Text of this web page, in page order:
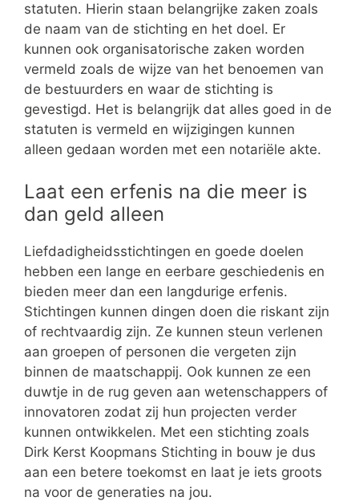
statuten. Hierin staan belangrijke zaken zoals
de naam van de stichting en het doel. Er
kunnen ook organisatorische zaken worden
vermeld zoals de wijze van het benoemen van
de bestuurders en waar de stichting is
gevestigd. Het is belangrijk dat alles goed in de
statuten is vermeld en wijzigingen kunnen
alleen gedaan worden met een notariële akte.
Laat een erfenis na die meer is
dan geld alleen
Liefdadigheidsstichtingen en goede doelen
hebben een lange en eerbare geschiedenis en
bieden meer dan een langdurige erfenis.
Stichtingen kunnen dingen doen die riskant zijn
of rechtvaardig zijn. Ze kunnen steun verlenen
aan groepen of personen die vergeten zijn
binnen de maatschappij. Ook kunnen ze een
duwtje in de rug geven aan wetenschappers of
innovatoren zodat zij hun projecten verder
kunnen ontwikkelen. Met een stichting zoals
Dirk Kerst Koopmans Stichting in bouw je dus
aan een betere toekomst en laat je iets groots
na voor de generaties na jou.